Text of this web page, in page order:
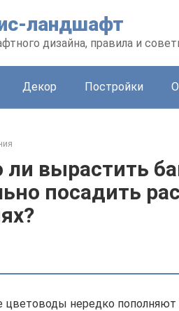
ландшафт
дизайна, правила и
Декор Постройки
вырастить
посадить
нередко